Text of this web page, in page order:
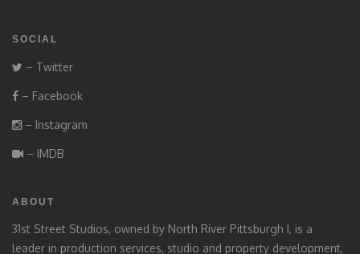
SOCIAL
– Twitter
– Facebook
– Instagram
– IMDB
ABOUT
31st Street Studios, owned by North River Pittsburgh I, is a
leader in production services, studio and property development,